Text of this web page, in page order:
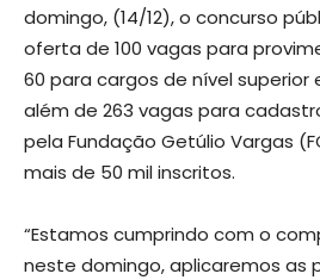
domingo, (14/12), o concurso
oferta de 100 vagas para
60 para cargos de nível superior
além de 263 vagas para
pela Fundação Getúlio Vargas
mais de 50 mil inscritos.
“Estamos cumprindo com o
neste domingo, aplicaremos as